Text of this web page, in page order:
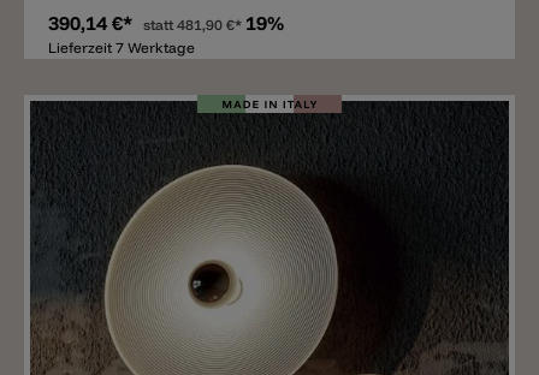
390,14 €* statt481,90 €* 19%
Lieferzeit 7 Werktage